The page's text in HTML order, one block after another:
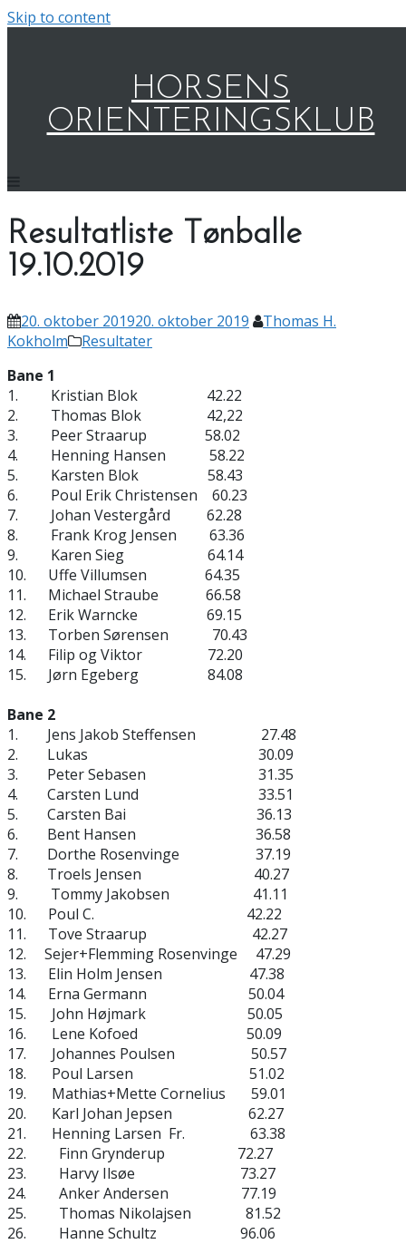
Skip to content
HORSENS
ORIENTERINGSKLUB
Resultatliste Tønballe
19.10.2019
20. oktober 201920. oktober 2019
Thomas H.
Kokholm
Resultater
Bane 1
1. Kristian Blok 42.22
2. Thomas Blok 42,22
3. Peer Straarup 58.02
4. Henning Hansen 58.22
5. Karsten Blok 58.43
6. Poul Erik Christensen 60.23
7. Johan Vestergård 62.28
8. Frank Krog Jensen 63.36
9. Karen Sieg 64.14
10. Uffe Villumsen 64.35
11. Michael Straube 66.58
12. Erik Warncke 69.15
13. Torben Sørensen 70.43
14. Filip og Viktor 72.20
15. Jørn Egeberg 84.08
Bane 2
1. Jens Jakob Steffensen 27.48
2. Lukas 30.09
3. Peter Sebasen 31.35
4. Carsten Lund 33.51
5. Carsten Bai 36.13
6. Bent Hansen 36.58
7. Dorthe Rosenvinge 37.19
8. Troels Jensen 40.27
9. Tommy Jakobsen 41.11
10. Poul C. 42.22
11. Tove Straarup 42.27
12. Sejer+Flemming Rosenvinge 47.29
13. Elin Holm Jensen 47.38
14. Erna Germann 50.04
15. John Højmark 50.05
16. Lene Kofoed 50.09
17. Johannes Poulsen 50.57
18. Poul Larsen 51.02
19. Mathias+Mette Cornelius 59.01
20. Karl Johan Jepsen 62.27
21. Henning Larsen Fr. 63.38
22. Finn Grynderup 72.27
23. Harvy Ilsøe 73.27
24. Anker Andersen 77.19
25. Thomas Nikolajsen 81.52
26. Hanne Schultz 96.06